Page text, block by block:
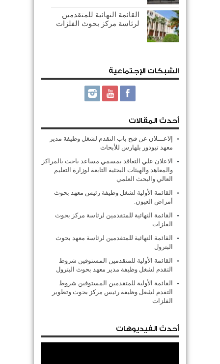
القائمة النهائية للمتقدمين
لرئاسة مركز بحوث الفلزات
الشبكات الإجتماعية
أحدث المقالات
إلاعـــلان عن فتح باب التقدم لشغل وظيفة مدير
معهد تيودور بلهارس للأبحاث
الاعلان علي التعاقد بمسمي مساعد باحث بالمراكز
والمعاهد والهيئات البحثية التابعة لوزارة التعليم
العالي والبحث العلمي
القائمة الأولية لشغل وظيفة رئيس معهد بحوث
أمراض العيون.
القائمة النهائية للمتقدمين لرئاسة مركز بحوث
الفلزات
القائمة النهائية للمتقدمين لرئاسة معهد بحوث
البترول
القائمة الأولية للمتقدمين المستوفين شروط
التقدم لشغل وظيفة مدير معهد بحوث البترول
القائمة الأولية للمتقدمين المستوفين شروط
التقدم لشغل وظيفة رئيس مركز بحوث وتطوير
الفلزات
أحدث الفيديوهات